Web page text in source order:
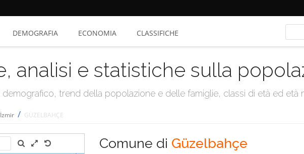
DEMOGRAFIA ECONOMIA CLASSIFICHE
analisi e statistiche sulla
demografico, trend della popolazione e delle famiglie, classi di età ed età
/ GÜZELBAHÇE
Comune di Güzelbahçe